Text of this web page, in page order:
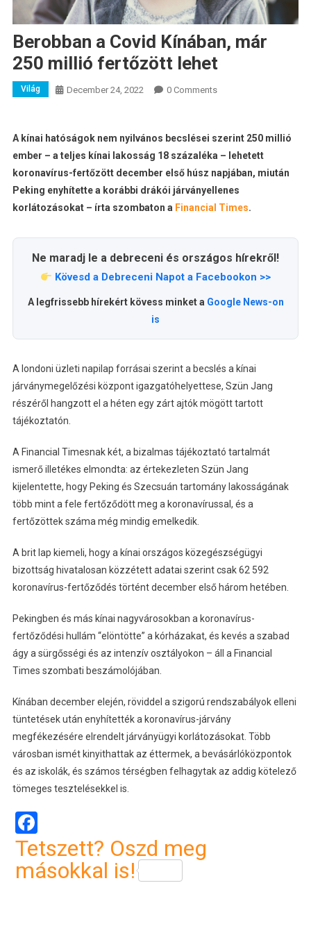
Berobban a Covid Kínában, már
250 millió fertőzött lehet
Világ December 24, 2022 0 Comments
A kínai hatóságok nem nyilvános becslései szerint 250 millió
ember – a teljes kínai lakosság 18 százaléka – lehetett
koronavírus-fertőzött december első húsz napjában, miután
Peking enyhítette a korábbi drákói járványellenes
korlátozásokat – írta szombaton a Financial Times.
Ne maradj le a debreceni és országos hírekről!
Kövesd a Debreceni Napot a Facebookon >>
A legfrissebb hírekért kövess minket a Google News-on
is
A londoni üzleti napilap forrásai szerint a becslés a kínai
járványmegelőzési központ igazgatóhelyettese, Szün Jang
részéről hangzott el a héten egy zárt ajtók mögött tartott
tájékoztatón.
A Financial Timesnak két, a bizalmas tájékoztató tartalmát
ismerő illetékes elmondta: az értekezleten Szün Jang
kijelentette, hogy Peking és Szecsuán tartomány lakosságának
több mint a fele fertőződött meg a koronavírussal, és a
fertőzöttek száma még mindig emelkedik.
A brit lap kiemeli, hogy a kínai országos közegészségügyi
bizottság hivatalosan közzétett adatai szerint csak 62 592
koronavírus-fertőződés történt december első három hetében.
Pekingben és más kínai nagyvárosokban a koronavírus-
fertőződési hullám “elöntötte” a kórházakat, és kevés a szabad
ágy a sürgősségi és az intenzív osztályokon – áll a Financial
Times szombati beszámolójában.
Kínában december elején, röviddel a szigorú rendszabályok elleni
tüntetések után enyhítették a koronavírus-járvány
megfékezésére elrendelt járványügyi korlátozásokat. Több
városban ismét kinyithattak az éttermek, a bevásárlóközpontok
és az iskolák, és számos térségben felhagytak az addig kötelező
tömeges tesztelésekkel is.
Tetszett? Oszd meg
másokkal is!